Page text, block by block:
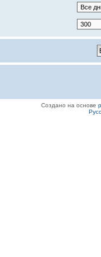
Создано на основе